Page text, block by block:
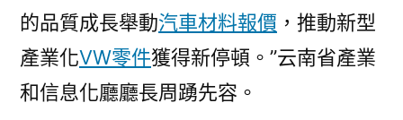
的品質成長舉動汽車材料報價 ，推動新型
產業化VW零件獲得新停頓。”云南省產業
和信息化廳廳長周踴先容。